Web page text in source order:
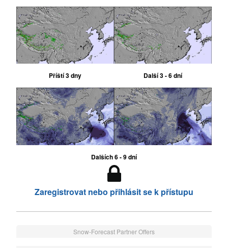
Příští 3 dny Další 3 - 6 dní
Dalších 6 - 9 dní
Zaregistrovat nebo přihlásit se k přístupu
Snow-Forecast Partner Offers